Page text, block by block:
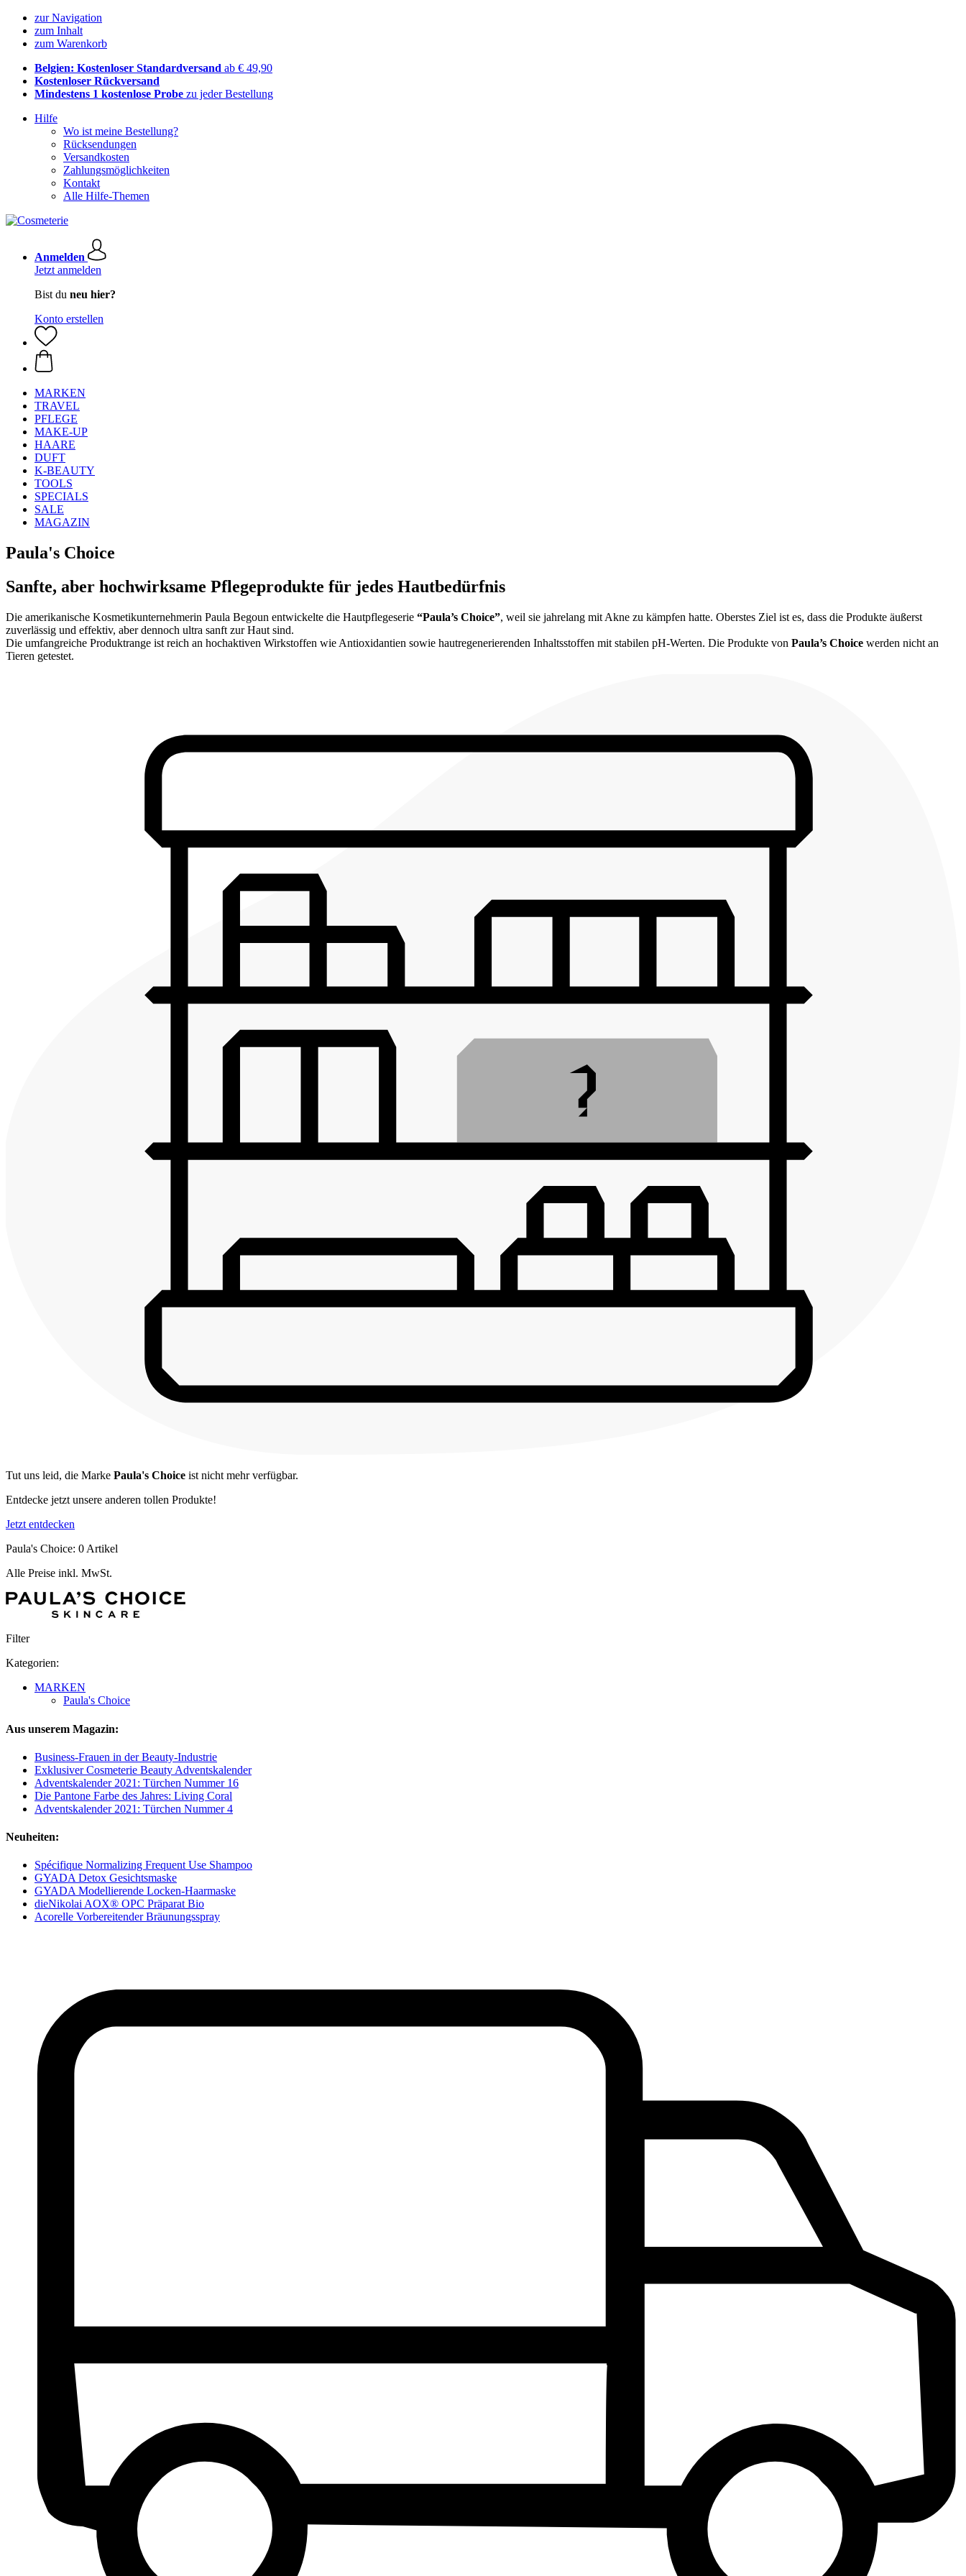
zur Navigation
zum Inhalt
zum Warenkorb
Belgien: Kostenloser Standardversand ab € 49,90
Kostenloser Rückversand
Mindestens 1 kostenlose Probe zu jeder Bestellung
Hilfe
Wo ist meine Bestellung?
Rücksendungen
Versandkosten
Zahlungsmöglichkeiten
Kontakt
Alle Hilfe-Themen
Anmelden
Jetzt anmelden
Bist du neu hier?
Konto erstellen
MARKEN
TRAVEL
PFLEGE
MAKE-UP
HAARE
DUFT
K-BEAUTY
TOOLS
SPECIALS
SALE
MAGAZIN
Paula's Choice
Sanfte, aber hochwirksame Pflegeprodukte für jedes Hautbedürfnis
Die amerikanische Kosmetikunternehmerin Paula Begoun entwickelte die Hautpflegeserie “Paula’s Choice”, weil sie jahrelang mit Akne zu kämpfen hatte. Oberstes Ziel ist es, dass die Produkte äußerst
zuverlässig und effektiv, aber dennoch ultra sanft zur Haut sind.
Die umfangreiche Produktrange ist reich an hochaktiven Wirkstoffen wie Antioxidantien sowie hautregenerierenden Inhaltsstoffen mit stabilen pH-Werten. Die Produkte von Paula’s Choice werden nicht an
Tieren getestet.
Tut uns leid, die Marke Paula's Choice ist nicht mehr verfügbar.
Entdecke jetzt unsere anderen tollen Produkte!
Jetzt entdecken
Paula's Choice: 0 Artikel
Alle Preise inkl. MwSt.
Filter
Kategorien:
MARKEN
Paula's Choice
Aus unserem Magazin:
Business-Frauen in der Beauty-Industrie
Exklusiver Cosmeterie Beauty Adventskalender
Adventskalender 2021: Türchen Nummer 16
Die Pantone Farbe des Jahres: Living Coral
Adventskalender 2021: Türchen Nummer 4
Neuheiten:
Spécifique Normalizing Frequent Use Shampoo
GYADA Detox Gesichtsmaske
GYADA Modellierende Locken-Haarmaske
dieNikolai AOX® OPC Präparat Bio
Acorelle Vorbereitender Bräunungsspray